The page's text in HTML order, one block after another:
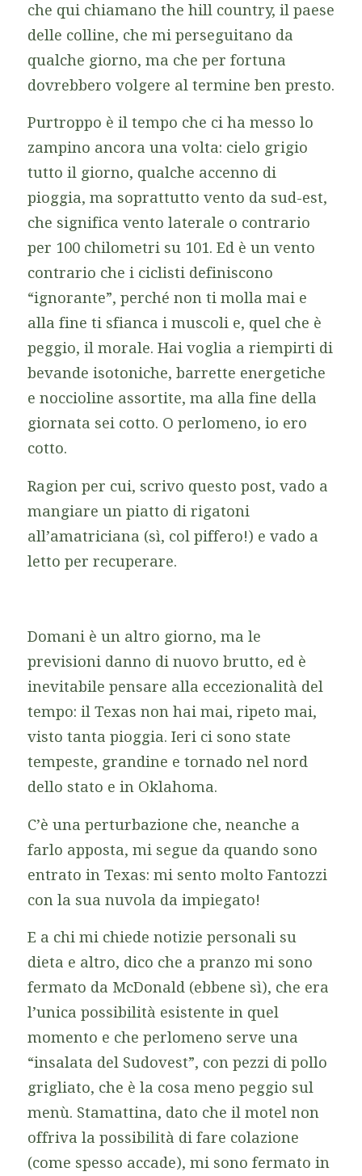
che qui chiamano the hill country, il paese
delle colline, che mi perseguitano da
qualche giorno, ma che per fortuna
dovrebbero volgere al termine ben presto.
Purtroppo è il tempo che ci ha messo lo
zampino ancora una volta: cielo grigio
tutto il giorno, qualche accenno di
pioggia, ma soprattutto vento da sud-est,
che significa vento laterale o contrario
per 100 chilometri su 101. Ed è un vento
contrario che i ciclisti definiscono
“ignorante”, perché non ti molla mai e
alla fine ti sfianca i muscoli e, quel che è
peggio, il morale. Hai voglia a riempirti di
bevande isotoniche, barrette energetiche
e noccioline assortite, ma alla fine della
giornata sei cotto. O perlomeno, io ero
cotto.
Ragion per cui, scrivo questo post, vado a
mangiare un piatto di rigatoni
all’amatriciana (sì, col piffero!) e vado a
letto per recuperare.
Domani è un altro giorno, ma le
previsioni danno di nuovo brutto, ed è
inevitabile pensare alla eccezionalità del
tempo: il Texas non hai mai, ripeto mai,
visto tanta pioggia. Ieri ci sono state
tempeste, grandine e tornado nel nord
dello stato e in Oklahoma.
C’è una perturbazione che, neanche a
farlo apposta, mi segue da quando sono
entrato in Texas: mi sento molto Fantozzi
con la sua nuvola da impiegato!
E a chi mi chiede notizie personali su
dieta e altro, dico che a pranzo mi sono
fermato da McDonald (ebbene sì), che era
l’unica possibilità esistente in quel
momento e che perlomeno serve una
“insalata del Sudovest”, con pezzi di pollo
grigliato, che è la cosa meno peggio sul
menù. Stamattina, dato che il motel non
offriva la possibilità di fare colazione
(come spesso accade), mi sono fermato in